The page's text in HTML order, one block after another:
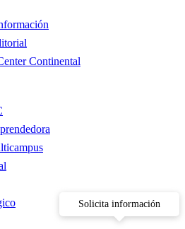
Solicita información
Continental